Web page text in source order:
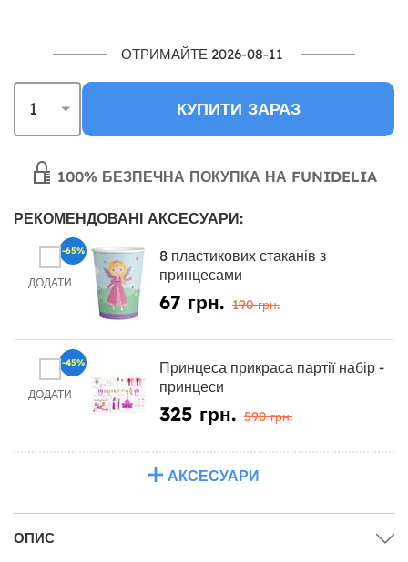
ОТРИМАЙТЕ 2026-08-11
КУПИТИ ЗАРАЗ
100% БЕЗПЕЧНА ПОКУПКА НА FUNIDELIA
РЕКОМЕНДОВАНІ АКСЕСУАРИ:
ДОДАТИ
8 пластикових стаканів з
принцесами
67 грн. 190 грн.
-65%
ДОДАТИ
Принцеса прикраса партії набір -
принцеси
325 грн. 590 грн.
-45%
АКСЕСУАРИ
ОПИС